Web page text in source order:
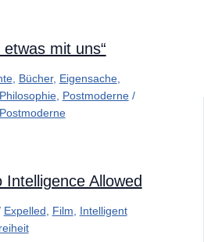
mit uns“
, Bücher, Eigensache,
Philosophie, Postmoderne/
Postmoderne
Intelligence Allowed
Expelled Film
Intelligent